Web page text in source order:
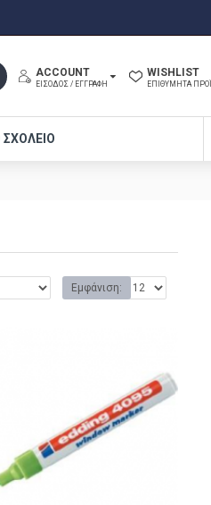
ACCOUNT
ΕΊΣΟΔΟΣ / ΕΓΓΡΑΦΉ
WISHLIST
ΕΠΙΘΥΜΗΤΆ
ΣΧΟΛΕΊΟ
Εμφάνιση: